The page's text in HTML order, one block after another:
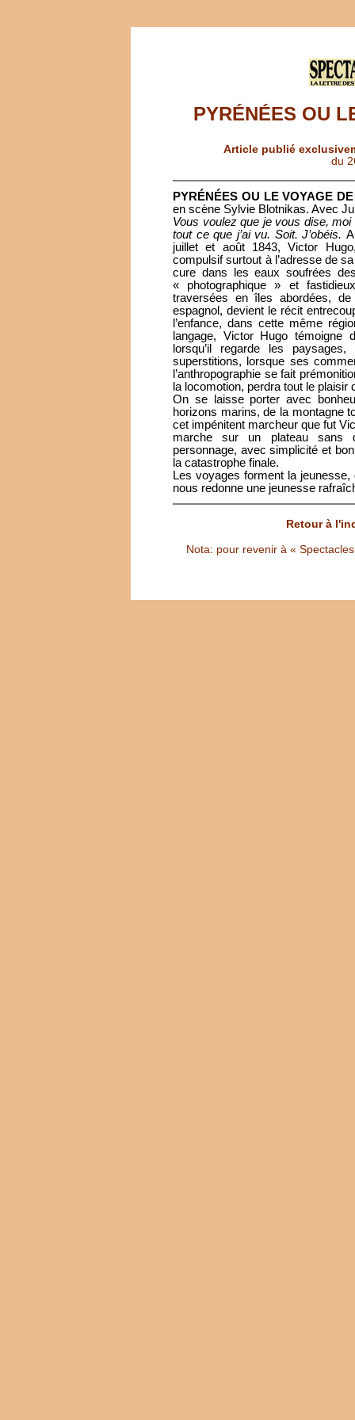
PYRÉNÉES OU
Article publié
du
PYRÉNÉES OU LE VOYAGE DE
en scène Sylvie Blotnikas. Avec
Vous voulez que je vous dise,
tout ce que j’ai vu. Soit. J’obéis.
juillet et août 1843, Victor
compulsif surtout à l’adresse de
cure dans les eaux soufrées
« photographique » et
traversées en îles abordées,
espagnol, devient le récit
l’enfance, dans cette même
langage, Victor Hugo témoigne
lorsqu’il regarde les
superstitions, lorsque ses
l’anthropographie se fait
la locomotion, perdra tout le plaisir
On se laisse porter avec
horizons marins, de la montagne
cet impénitent marcheur que fut
marche sur un plateau sans
personnage, avec simplicité et
la catastrophe finale.
Les voyages forment la
nous redonne une jeunesse
Retour à
Nota: pour revenir à «